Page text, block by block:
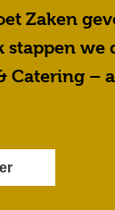
Zaken
stappen
Catering –